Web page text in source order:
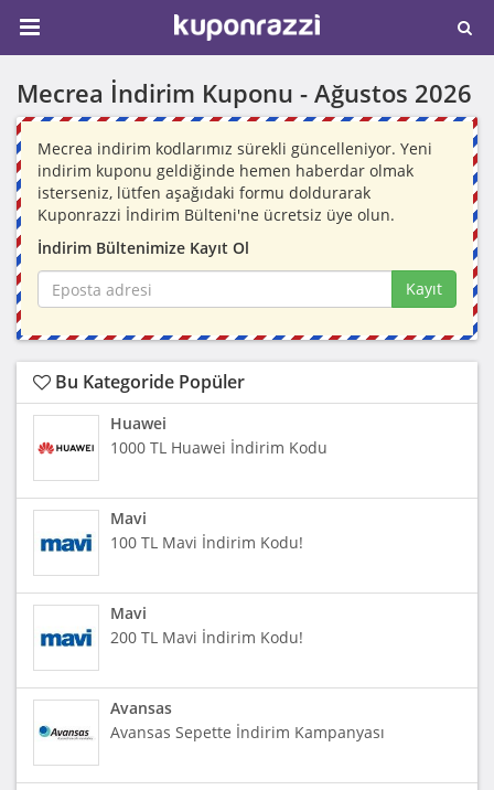
Mecrea İndirim Kuponu - Ağustos 2026
Mecrea indirim kodlarımız sürekli güncelleniyor. Yeni
indirim kuponu geldiğinde hemen haberdar olmak
isterseniz, lütfen aşağıdaki formu doldurarak
Kuponrazzi İndirim Bülteni'ne ücretsiz üye olun.
İndirim Bültenimize Kayıt Ol
Kayıt
Bu Kategoride Popüler
Huawei
1000 TL Huawei İndirim Kodu
Mavi
100 TL Mavi İndirim Kodu!
Mavi
200 TL Mavi İndirim Kodu!
Avansas
Avansas Sepette İndirim Kampanyası